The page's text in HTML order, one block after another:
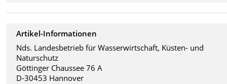
Artikel-Informationen
Nds. Landesbetrieb für Wasserwirtschaft, Küsten- und
Naturschutz
Göttinger Chaussee 76 A
D-30453 Hannover